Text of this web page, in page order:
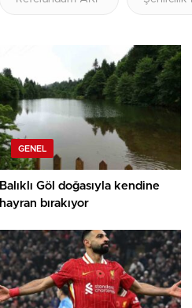
GENEL
Balıklı Göl doğasıyla kendine
hayran bırakıyor